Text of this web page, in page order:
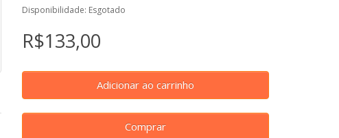
Disponibilidade: Esgotado
R$133,00
Adicionar ao carrinho
Comprar